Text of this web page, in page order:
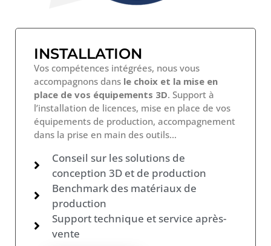
INSTALLATION
Vos compétences intégrées, nous vous
accompagnons dans le choix et la mise en
place de vos équipements 3D. Support à
l’installation de licences, mise en place de vos
équipements de production, accompagnement
dans la prise en main des outils…
Conseil sur les solutions de
conception 3D et de production
Benchmark des matériaux de
production
Support technique et service après-
vente